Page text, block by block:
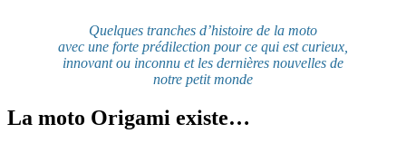
Quelques tranches d’histoire de la moto
avec une forte prédilection pour ce qui est curieux,
innovant ou inconnu et les dernières nouvelles de
notre petit monde
La moto Origami existe…